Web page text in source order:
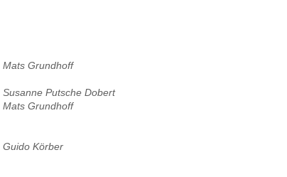
Mats Grundhoff
Susanne Putsche Dobert
Mats Grundhoff
Guido Körber